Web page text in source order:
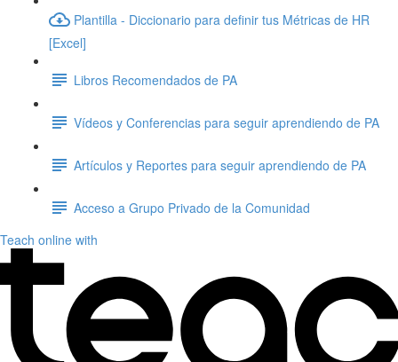
Plantilla - Diccionario para definir tus Métricas de HR
[Excel]
Libros Recomendados de PA
Vídeos y Conferencias para seguir aprendiendo de PA
Artículos y Reportes para seguir aprendiendo de PA
Acceso a Grupo Privado de la Comunidad
Teach online with